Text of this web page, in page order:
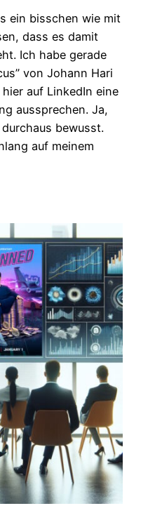
ein bisschen wie mit
dass es damit
Ich habe gerade
von Johann Hari
auf LinkedIn eine
aussprechen. Ja,
bewusst.
auf meinem